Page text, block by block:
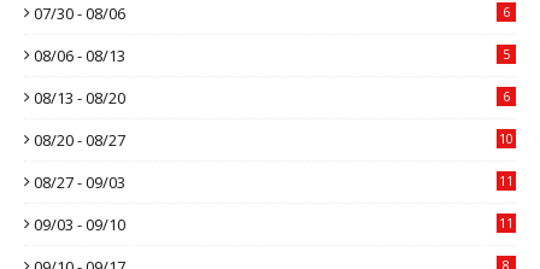
07/30 - 08/06 6
08/06 - 08/13 5
08/13 - 08/20 6
08/20 - 08/27 10
08/27 - 09/03 11
09/03 - 09/10 11
8